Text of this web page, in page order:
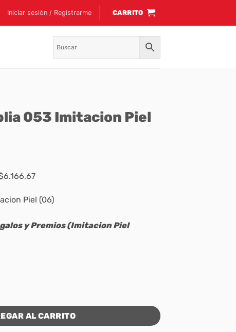
Iniciar sesión / Registrarme CARRITO
053 Imitacion Piel
Piel (06)
y Premios (Imitacion Piel
Piel (06) cantidad
AL CARRITO